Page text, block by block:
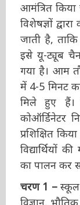
आमंत्रित किया
विशेषज्ञों
जाती है,
इसे यू-ट्यूब
गया है। आम
में 4-5 मिनट
मिले हुए हैं।
कोऑर्डिनेटर
प्रशिक्षित
विद्यार्थियों
का पालन कर
चरण 1 –स्कूल